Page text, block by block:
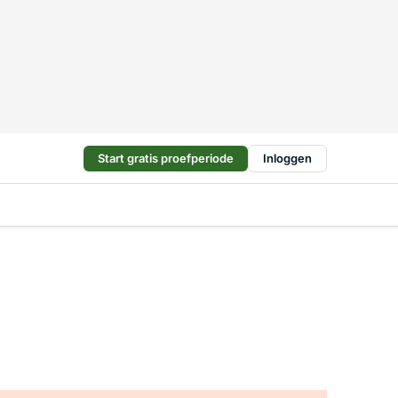
Start gratis proefperiode Inloggen